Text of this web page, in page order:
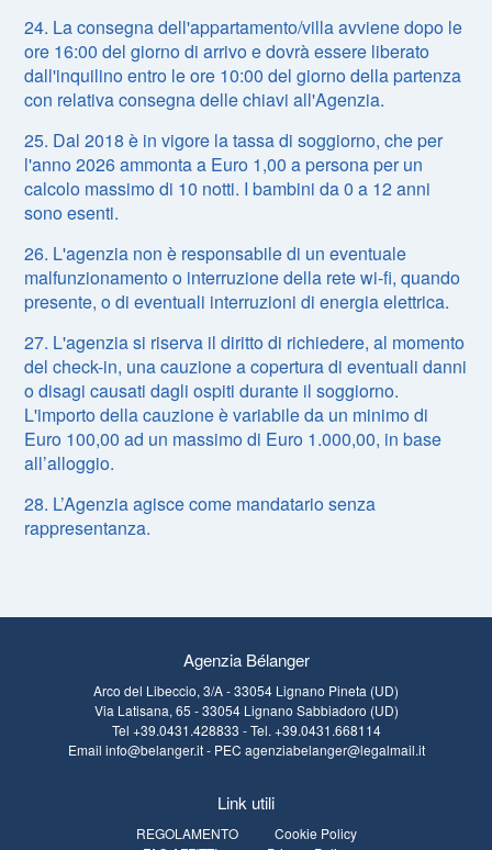
24. La consegna dell'appartamento/villa avviene dopo le
ore 16:00 del giorno di arrivo e dovrà essere liberato
dall'inquilino entro le ore 10:00 del giorno della partenza
con relativa consegna delle chiavi all'Agenzia.
25. Dal 2018 è in vigore la tassa di soggiorno, che per
l'anno 2026 ammonta a Euro 1,00 a persona per un
calcolo massimo di 10 notti. I bambini da 0 a 12 anni
sono esenti.
26. L'agenzia non è responsabile di un eventuale
malfunzionamento o interruzione della rete wi-fi, quando
presente, o di eventuali interruzioni di energia elettrica.
27. L'agenzia si riserva il diritto di richiedere, al momento
del check-in, una cauzione a copertura di eventuali danni
o disagi causati dagli ospiti durante il soggiorno.
L'importo della cauzione è variabile da un minimo di
Euro 100,00 ad un massimo di Euro 1.000,00, in base
all’alloggio.
28. L’Agenzia agisce come mandatario senza
rappresentanza.
Agenzia Bélanger
Arco del Libeccio, 3/A - 33054 Lignano Pineta (UD)
Via Latisana, 65 - 33054 Lignano Sabbiadoro (UD)
Tel +39.0431.428833 - Tel. +39.0431.668114
Email info@belanger.it- PEC agenziabelanger@legalmail.it
Link utili
REGOLAMENTO Cookie Policy